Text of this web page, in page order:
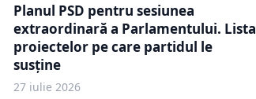
Planul PSD pentru sesiunea
extraordinară a Parlamentului. Lista
proiectelor pe care partidul le
susține
27 iulie 2026